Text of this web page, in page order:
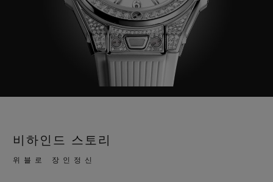
비하인드 스토리
위블로 장인정신